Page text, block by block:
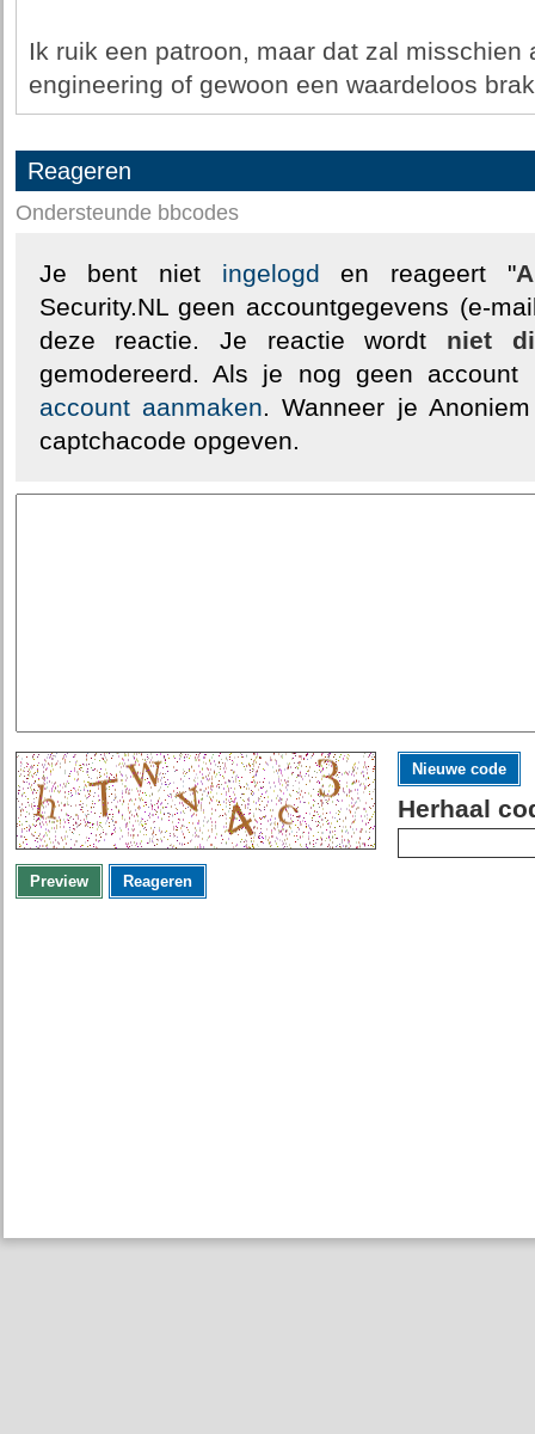
Ik ruik een patroon, maar dat zal misschien
engineering of gewoon een waardeloos
Reageren
Ondersteunde bbcodes
Je bent niet ingelogd en reageert "
Security.NL geen accountgegevens (e-
deze reactie. Je reactie wordt niet
gemodereerd. Als je nog geen
account aanmaken. Wanneer je
captchacode opgeven.
Nieuwe code
Herhaal
Preview Reageren